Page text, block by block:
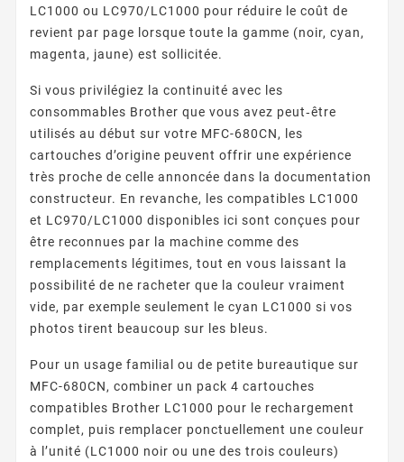
LC1000 ou LC970/LC1000 pour réduire le coût de
revient par page lorsque toute la gamme (noir, cyan,
magenta, jaune) est sollicitée.
Si vous privilégiez la continuité avec les
consommables Brother que vous avez peut‑être
utilisés au début sur votre MFC-680CN, les
cartouches d’origine peuvent offrir une expérience
très proche de celle annoncée dans la documentation
constructeur. En revanche, les compatibles LC1000
et LC970/LC1000 disponibles ici sont conçues pour
être reconnues par la machine comme des
remplacements légitimes, tout en vous laissant la
possibilité de ne racheter que la couleur vraiment
vide, par exemple seulement le cyan LC1000 si vos
photos tirent beaucoup sur les bleus.
Pour un usage familial ou de petite bureautique sur
MFC-680CN, combiner un pack 4 cartouches
compatibles Brother LC1000 pour le rechargement
complet, puis remplacer ponctuellement une couleur
à l’unité (LC1000 noir ou une des trois couleurs)